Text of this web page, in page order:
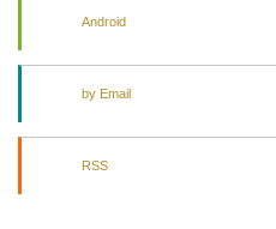
Android
by Email
RSS